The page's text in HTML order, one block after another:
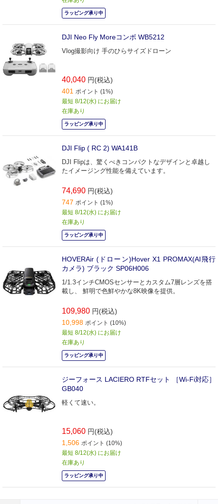
ラッピング承り中
DJI Neo Fly Moreコンボ WB5212
Vlog撮影向け 手のひらサイズドローン
40,040 円(税込)
401 ポイント (1%)
最短 8/12(水) にお届け
在庫あり
ラッピング承り中
DJI Flip ( RC 2) WA141B
DJI Flipは、驚くべきコンパクトなデザインと卓越し
たイメージング性能を備えています。
74,690 円(税込)
747 ポイント (1%)
最短 8/12(水) にお届け
在庫あり
ラッピング承り中
HOVERAir (ドローン)Hover X1 PROMAX(AI飛行
カメラ) ブラック SP06H006
1/1.3インチCMOSセンサーとカスタム7層レンズを搭
載し、 鮮明で色鮮やかな8K映像を提供。
109,980 円(税込)
10,998 ポイント (10%)
最短 8/12(水) にお届け
在庫あり
ラッピング承り中
ジーフォース LACIERO RTFセット ［Wi-Fi対応］
GB040
軽くて速い。
15,060 円(税込)
1,506 ポイント (10%)
最短 8/12(水) にお届け
在庫あり
ラッピング承り中